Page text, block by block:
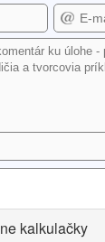
kalkulačky